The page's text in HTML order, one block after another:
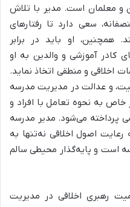
و معلمان است. مدیر با تلاش
سعی دارد تا رفتارهای
همچنین، او باید در برابر
کادر آموزشی و والدین به او
اخلاقی و منطقی اتخاذ نماید.
و عدالت در مدیریت مدرسه
به نحوه تعامل با افراد و
پرداخته می‌شود. مدیر مدرسه
اصول اخلاقی نه‌تنها به
است و پایه‌گذار محیطی سالم
رهبری اخلاقی در مدیریت